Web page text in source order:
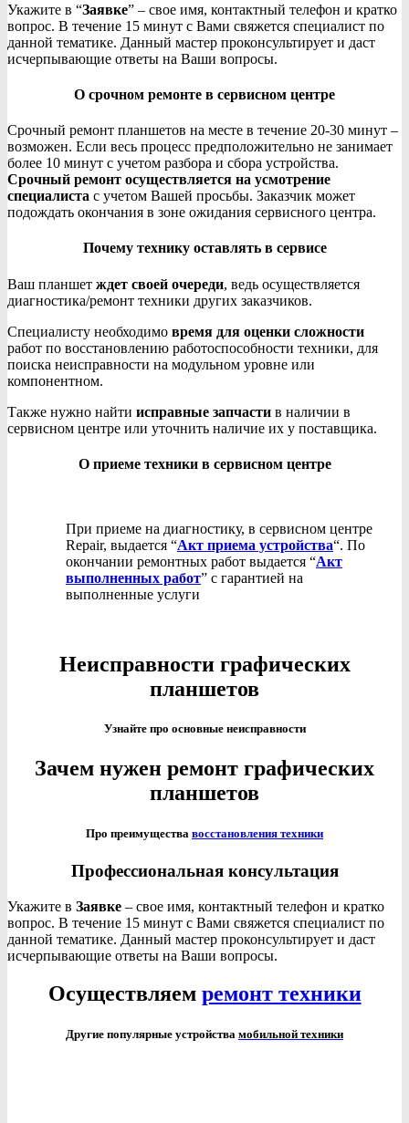
Укажите в “Заявке” – свое имя, контактный телефон и кратко
вопрос. В течение 15 минут с Вами свяжется специалист по
данной тематике. Данный мастер проконсультирует и даст
исчерпывающие ответы на Ваши вопросы.
О срочном ремонте в сервисном центре
Срочный ремонт планшетов на месте в течение 20-30 минут –
возможен. Если весь процесс предположительно не занимает
более 10 минут с учетом разбора и сбора устройства.
Срочный ремонт осуществляется на усмотрение
специалиста с учетом Вашей просьбы. Заказчик может
подождать окончания в зоне ожидания сервисного центра.
Почему технику оставлять в сервисе
Ваш планшет ждет своей очереди, ведь осуществляется
диагностика/ремонт техники других заказчиков.
Специалисту необходимо время для оценки сложности
работ по восстановлению работоспособности техники, для
поиска неисправности на модульном уровне или
компонентном.
Также нужно найти исправные запчасти в наличии в
сервисном центре или уточнить наличие их у поставщика.
О приеме техники в сервисном центре
При приеме на диагностику, в сервисном центре
Repair, выдается “Акт приема устройства“. По
окончании ремонтных работ выдается “Акт
выполненных работ” с гарантией на
выполненные услуги
Неисправности графических
планшетов
Узнайте про основные неисправности
Зачем нужен ремонт графических
планшетов
Про преимущества восстановления техники
Профессиональная консультация
Укажите в Заявке – свое имя, контактный телефон и кратко
вопрос. В течение 15 минут с Вами свяжется специалист по
данной тематике. Данный мастер проконсультирует и даст
исчерпывающие ответы на Ваши вопросы.
Осуществляем ремонт техники
Другие популярные устройства мобильной техники